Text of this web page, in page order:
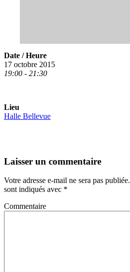
Date / Heure
17 octobre 2015
19:00 - 21:30
Lieu
Halle Bellevue
Laisser un commentaire
Votre adresse e-mail ne sera pas publiée.
sont indiqués avec *
Commentaire